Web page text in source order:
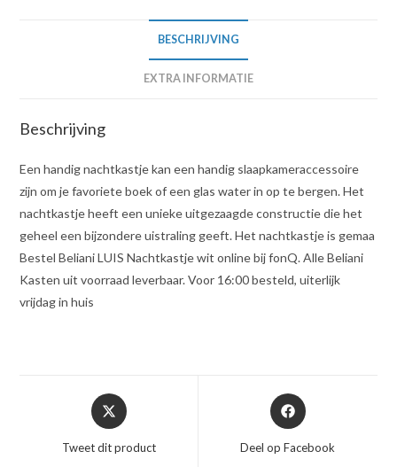
BESCHRIJVING
EXTRA INFORMATIE
Beschrijving
Een handig nachtkastje kan een handig slaapkameraccessoire
zijn om je favoriete boek of een glas water in op te bergen. Het
nachtkastje heeft een unieke uitgezaagde constructie die het
geheel een bijzondere uistraling geeft. Het nachtkastje is gemaa
Bestel Beliani LUIS Nachtkastje wit online bij fonQ. Alle Beliani
Kasten uit voorraad leverbaar. Voor 16:00 besteld, uiterlijk
vrijdag in huis
Opent
in
nieuw
Tweet dit product
Opent
in
nieuw
Deel op Facebook